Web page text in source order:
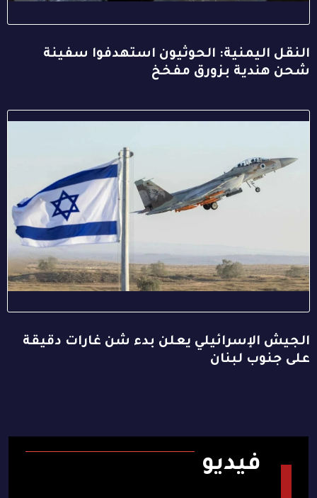
النقل اليمنية: الحوثيون استهدفوا سفينة
شحن هندية بزورق مفخخ
الجيش الإسرائيلي يعلن بدء شن غارات دقيقة
على جنوب لبنان
فيديو